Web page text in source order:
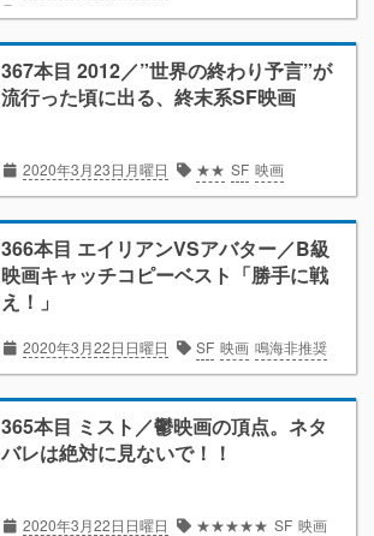
367本目 2012／”世界の終わり予言”が
流行った頃に出る、終末系SF映画
2020年3月23日月曜日 ★★ SF 映画
366本目 エイリアンVSアバター／B級
映画キャッチコピーベスト「勝手に戦
え！」
2020年3月22日日曜日 SF 映画 鳴海非推奨
365本目 ミスト／鬱映画の頂点。ネタ
バレは絶対に見ないで！！
2020年3月22日日曜日 ★★★★★ SF 映画